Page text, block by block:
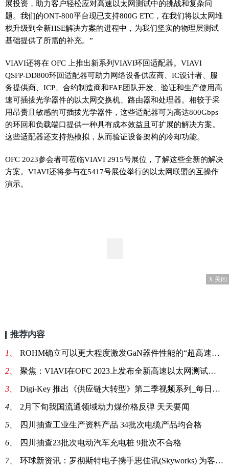
展投资，助力客户轻松应对高速以太网测试中的挑战和复杂问
题。我们的ONT-800平台现已支持800G ETC，在我们将以太网堆
栈升级到全新HSE解决方案的进程中，为我们坚实的物理层测试
基础提供了所需的补充。”
VIAVI还将在 OFC 上推出新系列VIAVI环回适配器。VIAVI
QSFP-DD800环回适配器可助力网络设备供应商、IC设计者、服
务提供商、ICP、合约制造商和FAE团队开发、验证和生产使用高
速可插拔光学器件的以太网交换机、路由器和处理器。相较于采
用昂贵且敏感的可插拔光学器件，这些适配器可为高达800Gbps
的环回和负载端口提供一种具有成本效益且可扩展的解决方案。
这些适配器还支持热模拟，从而验证设备架构的冷却功能。
OFC 2023参会者可莅临VIAVI 2915号展位，了解这些全新的解决
方案。VIAVI还将参与在5417号展位举行的以太网联盟的互操作
演示。
X 关闭
推荐内容
1、 ROHM确立可以更大程度激发GaN器件性能的“超高速驱动控制”IC 技术 全球新要闻
2、 聚焦：VIAVI在OFC 2023上发布全新高速以太网测试平台
3、 Digi-Key 推出《供应链大转型》第二季视频系列_每日头条
4、 2月下旬我国流通领域动力煤价格反弹 天天要闻
5、 四川抽查工业生产资料产品 34批次电缆产品均合格
6、 四川抽查23批次电动汽车充电桩 9批次不合格
7、 环球新资讯：罗彻斯特电子携手思佳讯(Skyworks) 为客户提供持续的产品支持，覆盖未停产及停产元器件